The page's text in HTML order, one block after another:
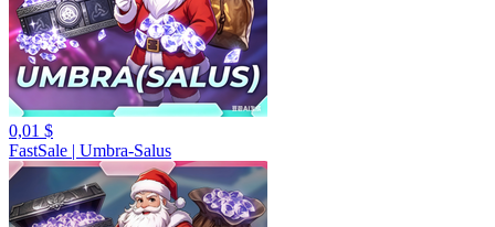
0,01 $
FastSale | Umbra-Salus